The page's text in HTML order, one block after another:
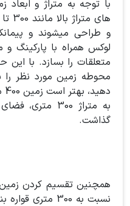
با توجه به متراژ و
و طراحی میشوند و
لوکس همراه با
متعلقات را بسازد. با این
محوطه زمین مورد نظر
به متراژ 300
گذاشت.
نسبت به 300